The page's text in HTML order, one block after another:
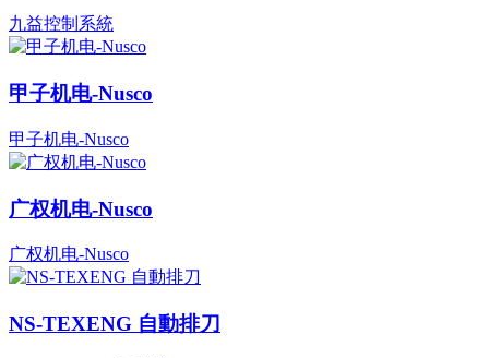
九益控制系統
甲子机电-Nusco
甲子机电-Nusco
广权机电-Nusco
广权机电-Nusco
NS-TEXENG 自動排刀